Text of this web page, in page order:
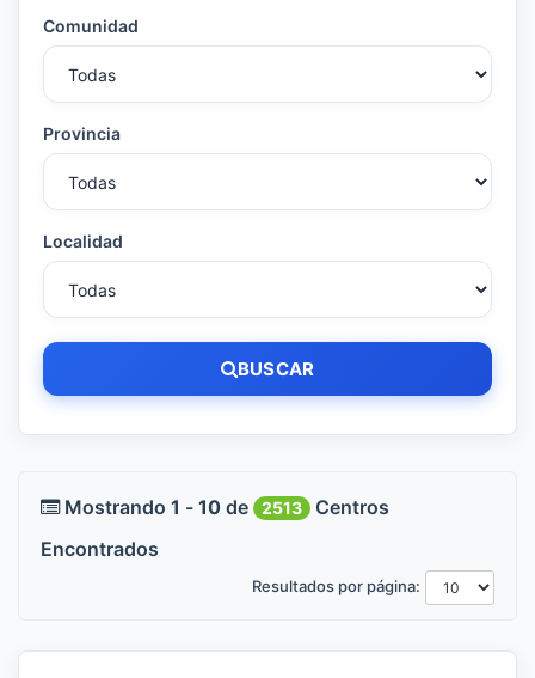
Comunidad
Provincia
Localidad
BUSCAR
Mostrando 1 - 10 de 2513
Centros
Encontrados
Resultados por página: